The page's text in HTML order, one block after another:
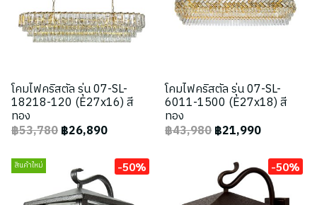
โคมไฟคริสตัล รุ่น 07-SL-
18218-120 (E27x16) สี
ทอง
฿53,780฿26,890
โคมไฟคริสตัล รุ่น 07-SL-
6011-1500 (E27x18) สี
ทอง
฿43,980฿21,990
สินค้าใหม่ -50% -50%